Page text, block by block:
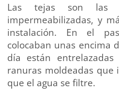
Las tejas son las
impermeabilizadas, y
instalación. En el
colocaban unas encima
día están
ranuras moldeadas que
que el agua se filtre.